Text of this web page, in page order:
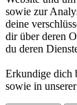
sowie zur
deine
dir über deren
du deren
Erkundige dich
sowie in unserer